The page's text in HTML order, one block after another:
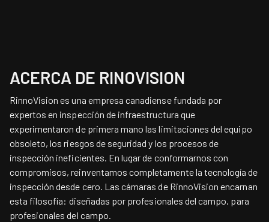
ACERCA DE RINOVISION
RinnoVision es una empresa canadiense fundada por
expertos en inspección de infraestructura que
experimentaron de primera mano las limitaciones del equipo
obsoleto, los riesgos de seguridad y los procesos de
inspección ineficientes. En lugar de conformarnos con
compromisos, reinventamos completamente la tecnología de
inspección desde cero. Las cámaras de RinnoVision encarnan
esta filosofía: diseñadas por profesionales del campo, para
profesionales del campo.